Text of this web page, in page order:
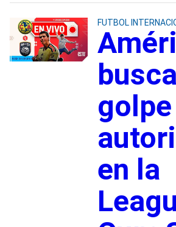
FUTBOL
en la